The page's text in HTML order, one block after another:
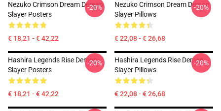
Nezuko Crimson Dream Demon
Slayer Posters
€ 18,21 - € 42,22
-20%
Nezuko Crimson Dream Demon
Slayer Pillows
€ 22,08 - € 26,68
-20%
Hashira Legends Rise Demon
Slayer Posters
€ 18,21 - € 42,22
-20%
Hashira Legends Rise Demon
Slayer Pillows
€ 22,08 - € 26,68
-20%